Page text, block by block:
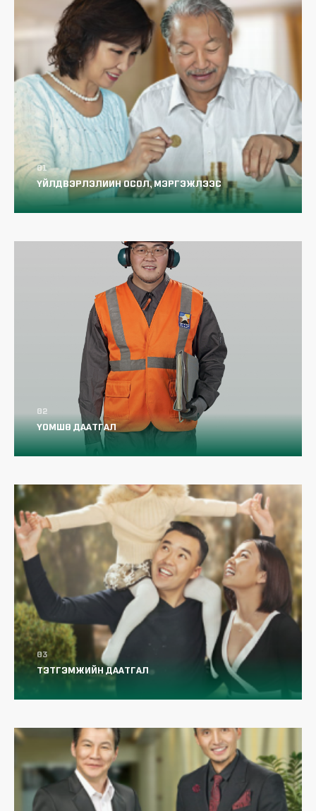
даатгал
Тэтгэврийн даатгалын шимтгэл
Нийгмийн даатгалын статистик
Протез ортепедийн зардлыг ҮОМШӨ-
тухай
Мэргэжлээс шалтгаалсан өвчин гэж юу
вэ?
Хувиараа хөдөлмөр эрхлэгчид
тохиолдож болох үйлдвэрлэлийн ослын
эрсдэлт хүчин зүйл
болох үйлдвэрлэлийн ослын эрсдэлт
Үйлдвэрлэлийн осол, мэргэжлээс
шалтгаалсан өвчний даатгалын сангаас
олгох тэтгэвэр, тэтгэмж, төлбөр
Хөдөлмөрийн чадвар алдалтыг хэрхэн
тогтоодог вэ?
Үйлдвэрлэлийн осол гэж юу вэ?
ҮЙЛДВЭРЛЭЛИИН ОСОЛ, МЭРГЭЖЛЭЭС
ШАЛТГААЛСАН ӨВЧНИЙ ДААТГАЛ
ҮОМШӨ ДААТГАЛ
ТЭТГЭМЖИЙН ДААТГАЛ